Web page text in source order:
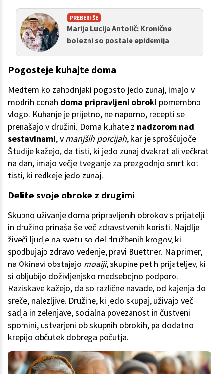
PREBERI ŠE
Marija Lucija Antolič: Kronične
bolezni so postale epidemija
Pogosteje kuhajte doma
Medtem ko zahodnjaki pogosto jedo zunaj, imajo v
modrih conah doma pripravljeni obroki pomembno
vlogo. Kuhanje je prijetno, ne naporno, recepti se
prenašajo v družini. Doma kuhate z nadzorom nad
sestavinami, v manjših porcijah, kar je sproščujoče.
Študije kažejo, da tisti, ki jedo zunaj dvakrat ali večkrat
na dan, imajo večje tveganje za prezgodnjo smrt kot
tisti, ki redkeje jedo zunaj.
Delite svoje obroke z drugimi
Skupno uživanje doma pripravljenih obrokov s prijatelji
in družino prinaša še več zdravstvenih koristi. Najdlje
živeči ljudje na svetu so del družbenih krogov, ki
spodbujajo zdravo vedenje, pravi Buettner. Na primer,
na Okinavi obstajajo moaiji, skupine petih prijateljev, ki
si obljubijo doživljenjsko medsebojno podporo.
Raziskave kažejo, da so različne navade, od kajenja do
sreče, nalezljive. Družine, ki jedo skupaj, uživajo več
sadja in zelenjave, socialna povezanost in čustveni
spomini, ustvarjeni ob skupnih obrokih, pa dodatno
krepijo občutek dobrega počutja.